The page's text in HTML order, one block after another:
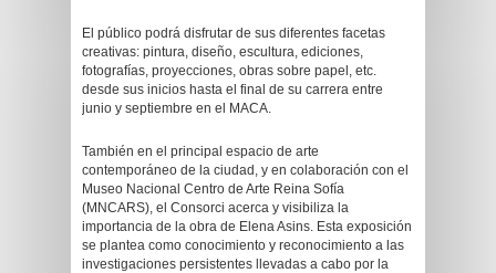
El público podrá disfrutar de sus diferentes facetas
creativas: pintura, diseño, escultura, ediciones,
fotografías, proyecciones, obras sobre papel, etc.
desde sus inicios hasta el final de su carrera entre
junio y septiembre en el MACA.
También en el principal espacio de arte
contemporáneo de la ciudad, y en colaboración con el
Museo Nacional Centro de Arte Reina Sofía
(MNCARS), el Consorci acerca y visibiliza la
importancia de la obra de Elena Asins. Esta exposición
se plantea como conocimiento y reconocimiento a las
investigaciones persistentes llevadas a cabo por la